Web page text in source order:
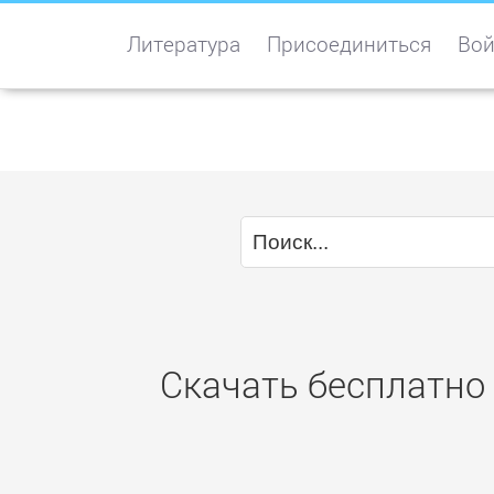
Литература Присоединиться
Скачать